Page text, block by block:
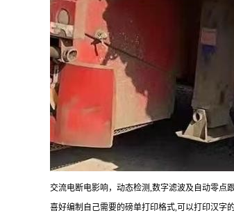
交流电断电影响，动态检测,数字滤波及自动零点
喜好编制自己需要的磅单打印格式,可以打印汉字